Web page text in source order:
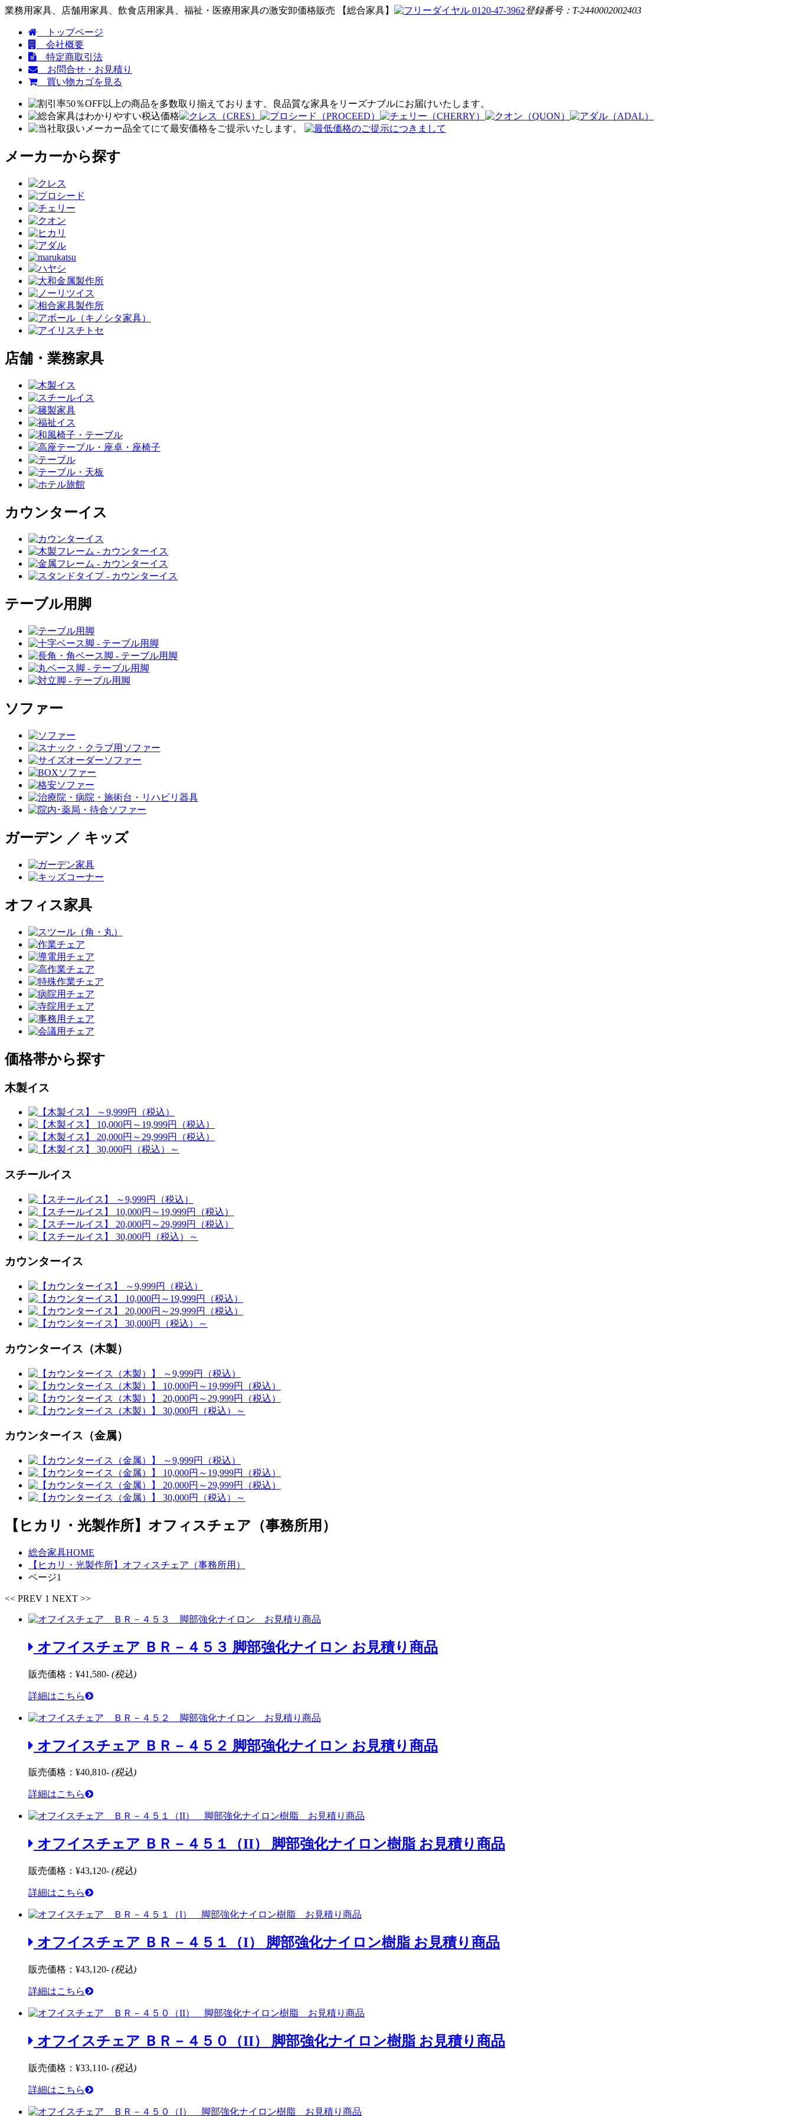
業務用家具、店舗用家具、飲食店用家具、福祉・医療用家具の激安卸価格販売 【総合家具】 登録番号：T-2440002002403
トップページ
会社概要
特定商取引法
お問合せ・お見積り
買い物カゴを見る
メーカーから探す
店舗・業務家具
カウンターイス
テーブル用脚
ソファー
ガーデン ／ キッズ
オフィス家具
価格帯から探す
木製イス
スチールイス
カウンターイス
カウンターイス（木製）
カウンターイス（金属）
【ヒカリ・光製作所】オフィスチェア（事務所用）
総合家具HOME
【ヒカリ・光製作所】オフィスチェア（事務所用）
ページ1
<< PREV 1 NEXT >>
オフイスチェア ＢＲ－４５３ 脚部強化ナイロン お見積り商品
販売価格： ¥41,580- (税込)
詳細はこちら
オフイスチェア ＢＲ－４５２ 脚部強化ナイロン お見積り商品
販売価格： ¥40,810- (税込)
詳細はこちら
オフイスチェア ＢＲ－４５１（II） 脚部強化ナイロン樹脂 お見積り商品
販売価格： ¥43,120- (税込)
詳細はこちら
オフイスチェア ＢＲ－４５１（I） 脚部強化ナイロン樹脂 お見積り商品
販売価格： ¥43,120- (税込)
詳細はこちら
オフイスチェア ＢＲ－４５０（II） 脚部強化ナイロン樹脂 お見積り商品
販売価格： ¥33,110- (税込)
詳細はこちら